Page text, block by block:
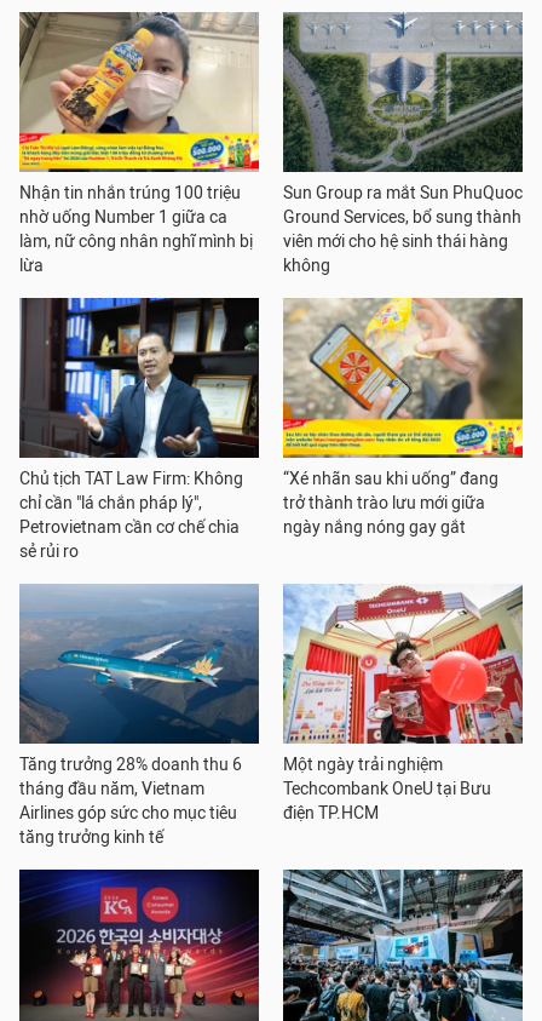
Nhận tin nhắn trúng 100 triệu
nhờ uống Number 1 giữa ca
làm, nữ công nhân nghĩ mình bị
lừa
Sun Group ra mắt Sun PhuQuoc
Ground Services, bổ sung thành
viên mới cho hệ sinh thái hàng
không
Chủ tịch TAT Law Firm: Không
chỉ cần "lá chắn pháp lý",
Petrovietnam cần cơ chế chia
sẻ rủi ro
“Xé nhãn sau khi uống” đang
trở thành trào lưu mới giữa
ngày nắng nóng gay gắt
Tăng trưởng 28% doanh thu 6
tháng đầu năm, Vietnam
Airlines góp sức cho mục tiêu
tăng trưởng kinh tế
Một ngày trải nghiệm
Techcombank OneU tại Bưu
điện TP.HCM